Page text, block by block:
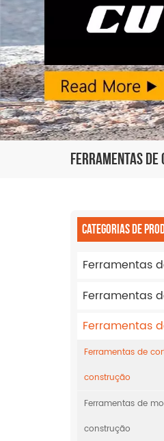
Ferramentas
CATEGORIAS DE
Ferramentas
Ferramentas
Ferramentas
Ferramentas de
construção
Ferramentas de
construção